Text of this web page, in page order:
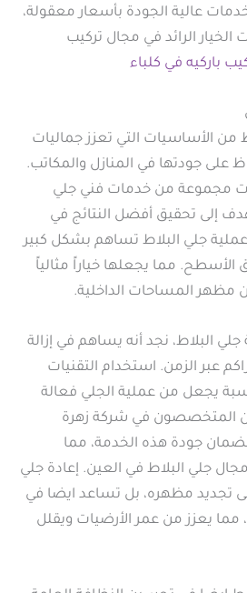
عالية الجودة بأسعار معقولة،
الخيار الرائد في مجال تركيب
باركيه في كلباء
من الأساسيات التي تعزز جماليات
على جودتها في المنازل والمكاتب.
مجموعة من خدمات فني جلي
إلى تحقيق أفضل النتائج في
عملية جلي البلاط تساهم بشكل كبير
مما يجعلها خياراً مثالياً
المساحات الداخلية.
البلاط، نجد أنه يساهم في إزالة
عبر الزمن. استخدام التقنيات
يجعل من عملية الجلي فعالة
المتخصصون في شركة زهرة
لضمان جودة هذه الخدمة، مما
جلي البلاط في العين. إعادة جلي
تجديد مظهره، بل تساعد ايضا في
يعزز من عمر الأرضيات ويقلل